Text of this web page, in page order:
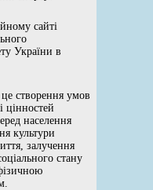
сайті
України в
створення умов
цінностей
населення
культури
залучення
стану